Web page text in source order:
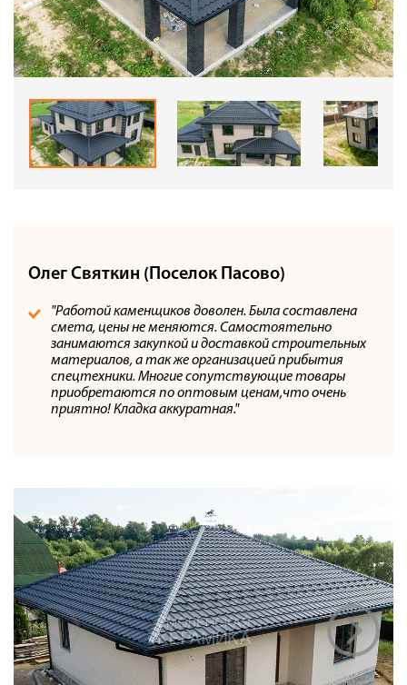
Олег Святкин (Поселок Пасово)
"Работой каменщиков доволен. Была составлена
смета, цены не меняются. Самостоятельно
занимаются закупкой и доставкой строительных
материалов, а так же организацией прибытия
спецтехники. Многие сопутствующие товары
приобретаются по оптовым ценам,что очень
приятно! Кладка аккуратная."